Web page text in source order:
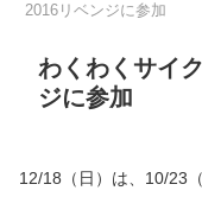
2016リベンジに参加
わくわくサイ
ジに参加
12/18（日）は、10/23